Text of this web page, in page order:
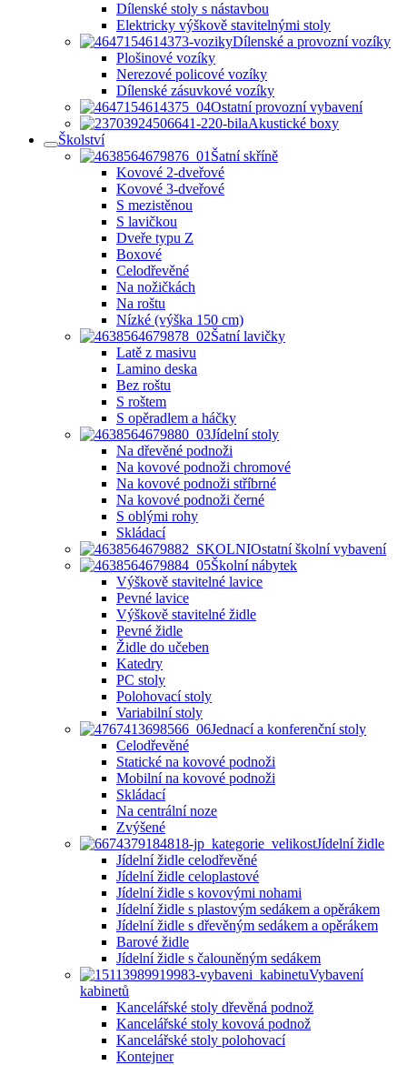
Dílenské stoly s nástavbou
Elektricky výškově stavitelnými stoly
Dílenské a provozní vozíky
Plošinové vozíky
Nerezové policové vozíky
Dílenské zásuvkové vozíky
Ostatní provozní vybavení
Akustické boxy
Školství
Šatní skříně
Kovové 2-dveřové
Kovové 3-dveřové
S mezistěnou
S lavičkou
Dveře typu Z
Boxové
Celodřevěné
Na nožičkách
Na roštu
Nízké (výška 150 cm)
Šatní lavičky
Latě z masivu
Lamino deska
Bez roštu
S roštem
S opěradlem a háčky
Jídelní stoly
Na dřevěné podnoži
Na kovové podnoži chromové
Na kovové podnoži stříbrné
Na kovové podnoži černé
S oblými rohy
Skládací
Ostatní školní vybavení
Školní nábytek
Výškově stavitelné lavice
Pevné lavice
Výškově stavitelné židle
Pevné židle
Židle do učeben
Katedry
PC stoly
Polohovací stoly
Variabilní stoly
Jednací a konferenční stoly
Celodřevěné
Statické na kovové podnoži
Mobilní na kovové podnoži
Skládací
Na centrální noze
Zvýšené
Jídelní židle
Jídelní židle celodřevěné
Jídelní židle celoplastové
Jídelní židle s kovovými nohami
Jídelní židle s plastovým sedákem a opěrákem
Jídelní židle s dřevěným sedákem a opěrákem
Barové židle
Jídelní židle s čalouněným sedákem
Vybavení
kabinetů
Kancelářské stoly dřevěná podnož
Kancelářské stoly kovová podnož
Kancelářské stoly polohovací
Kontejner